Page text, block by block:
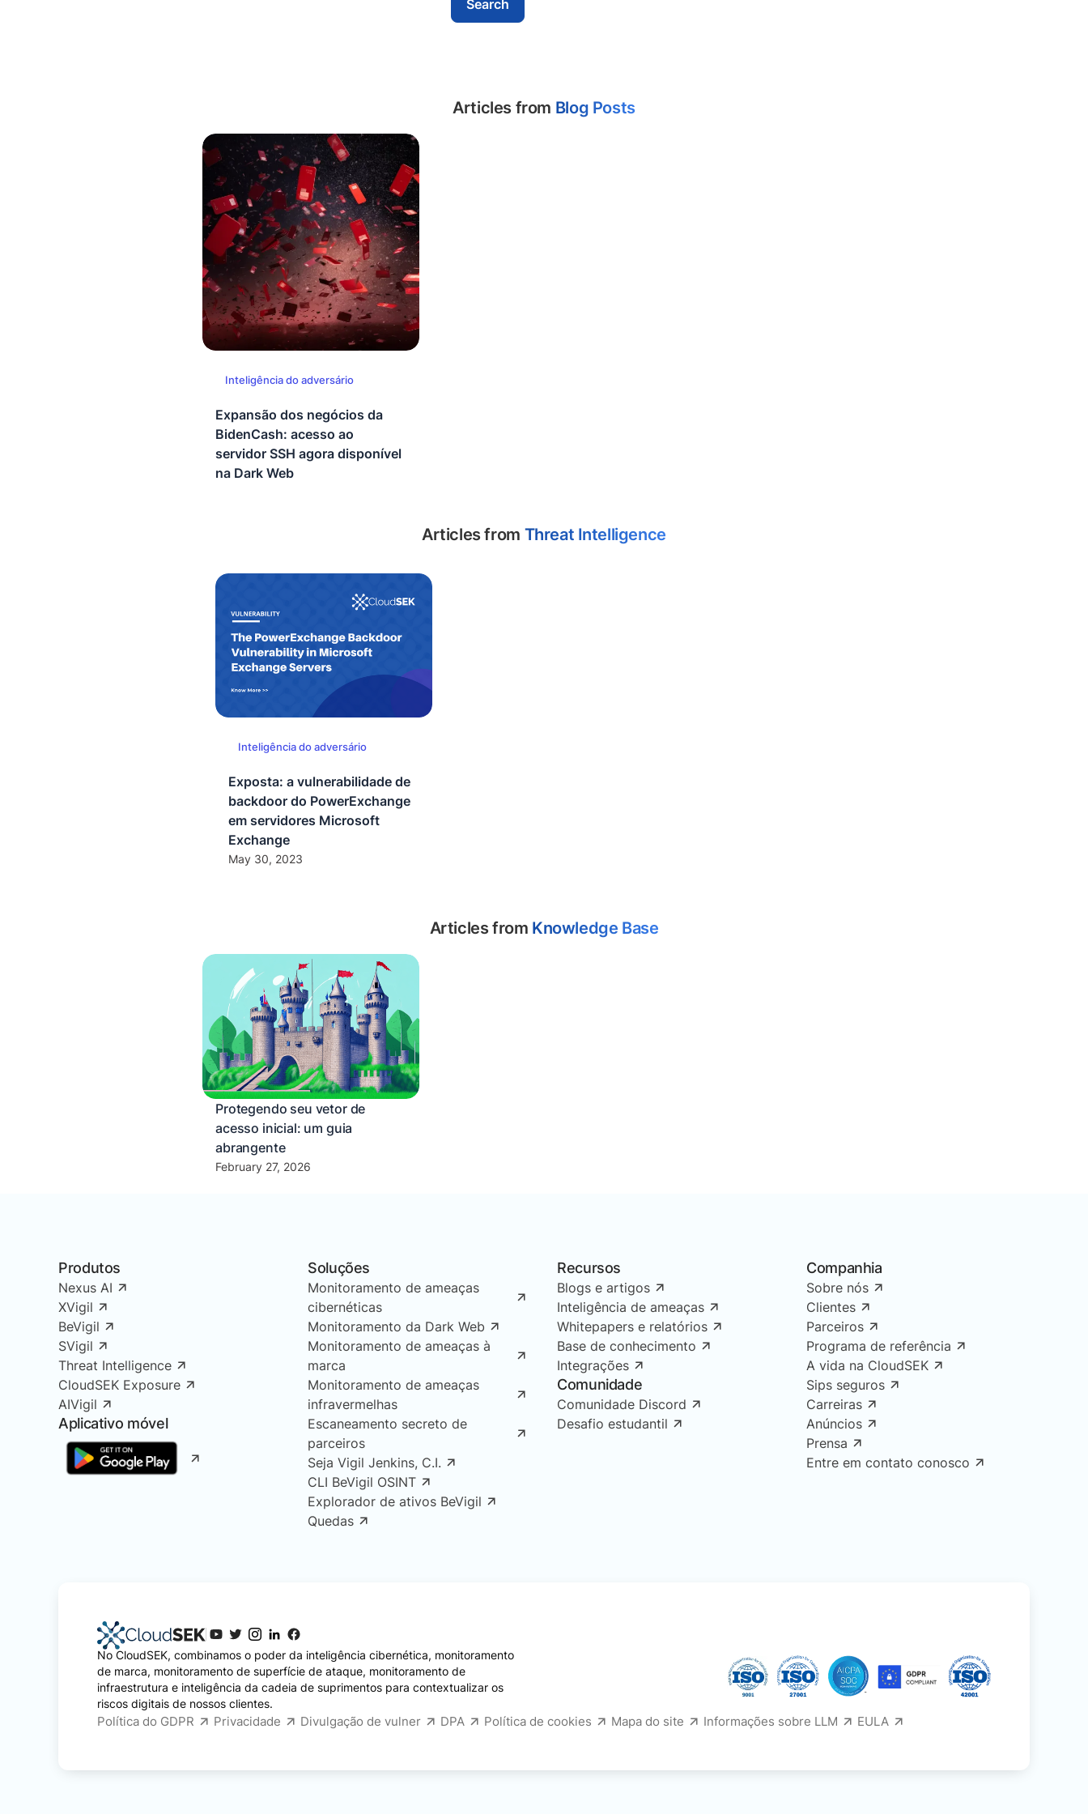
Articles from Blog Posts
Inteligência do adversário
Expansão dos negócios da
BidenCash: acesso ao
servidor SSH agora disponível
na Dark Web
Articles from Threat Intelligence
Inteligência do adversário
Exposta: a vulnerabilidade de
backdoor do PowerExchange
em servidores Microsoft
Exchange
May 30, 2023
Articles from Knowledge Base
Protegendo seu vetor de
acesso inicial: um guia
abrangente
February 27, 2026
Produtos
Nexus AI
XVigil
BeVigil
SVigil
Threat Intelligence
CloudSEK Exposure
AIVigil
Aplicativo móvel
Soluções
Monitoramento de ameaças
cibernéticas
Monitoramento da Dark Web
Monitoramento de ameaças à
marca
Monitoramento de ameaças
infravermelhas
Escaneamento secreto de
parceiros
Seja Vigil Jenkins, C.I.
CLI BeVigil OSINT
Explorador de ativos BeVigil
Quedas
Recursos
Blogs e artigos
Inteligência de ameaças
Whitepapers e relatórios
Base de conhecimento
Integrações
Comunidade
Comunidade Discord
Desafio estudantil
Companhia
Sobre nós
Clientes
Parceiros
Programa de referência
A vida na CloudSEK
Sips seguros
Carreiras
Anúncios
Prensa
Entre em contato conosco
No CloudSEK, combinamos o poder da inteligência cibernética, monitoramento
de marca, monitoramento de superfície de ataque, monitoramento de
infraestrutura e inteligência da cadeia de suprimentos para contextualizar os
riscos digitais de nossos clientes.
Política do GDPR Privacidade Divulgação de vulner DPA Política de cookies Mapa do site Informações sobre LLM EULA